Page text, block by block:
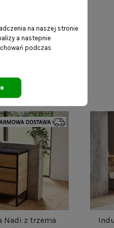
stalową ramą
Nadi z trzema
na naszej stronie
a nastepnie
podczas